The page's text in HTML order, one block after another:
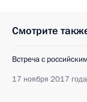
Смотрите
Встреча с
17 ноября 2017 года